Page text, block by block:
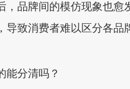
，品牌间的模仿现象也
导致消费者难以区分各品
能分清吗？